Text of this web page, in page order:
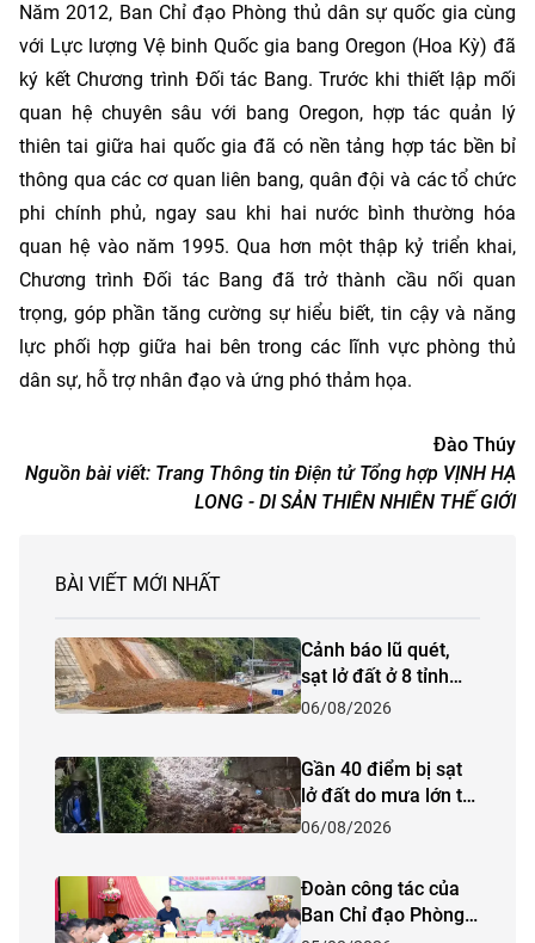
Năm 2012, Ban Chỉ đạo Phòng thủ dân sự quốc gia cùng
với Lực lượng Vệ binh Quốc gia bang Oregon (Hoa Kỳ) đã
ký kết Chương trình Đối tác Bang. Trước khi thiết lập mối
quan hệ chuyên sâu với bang Oregon, hợp tác quản lý
thiên tai giữa hai quốc gia đã có nền tảng hợp tác bền bỉ
thông qua các cơ quan liên bang, quân đội và các tổ chức
phi chính phủ, ngay sau khi hai nước bình thường hóa
quan hệ vào năm 1995. Qua hơn một thập kỷ triển khai,
Chương trình Đối tác Bang đã trở thành cầu nối quan
trọng, góp phần tăng cường sự hiểu biết, tin cậy và năng
lực phối hợp giữa hai bên trong các lĩnh vực phòng thủ
dân sự, hỗ trợ nhân đạo và ứng phó thảm họa.
Đào Thúy
Nguồn bài viết: Trang Thông tin Điện tử Tổng hợp VỊNH HẠ
LONG - DI SẢN THIÊN NHIÊN THẾ GIỚI
BÀI VIẾT MỚI NHẤT
Cảnh báo lũ quét,
sạt lở đất ở 8 tỉnh
khu vực Bắc Bộ và
06/08/2026
Gần 40 điểm bị sạt
lở đất do mưa lớn tại
Lào Cai
06/08/2026
Đoàn công tác của
Ban Chỉ đạo Phòng